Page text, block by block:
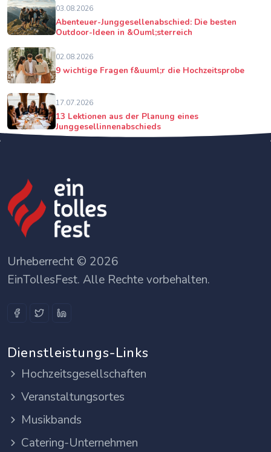
03.08.2026
Abenteuer-Junggesellenabschied: Die besten
Outdoor-Ideen in &Ouml;sterreich
02.08.2026
9 wichtige Fragen f&uuml;r die Hochzeitsprobe
17.07.2026
13 Lektionen aus der Planung eines
Junggesellinnenabschieds
Urheberrecht © 2026
EinTollesFest. Alle Rechte vorbehalten.
Dienstleistungs-Links
Hochzeitsgesellschaften
Veranstaltungsortes
Musikbands
Catering-Unternehmen